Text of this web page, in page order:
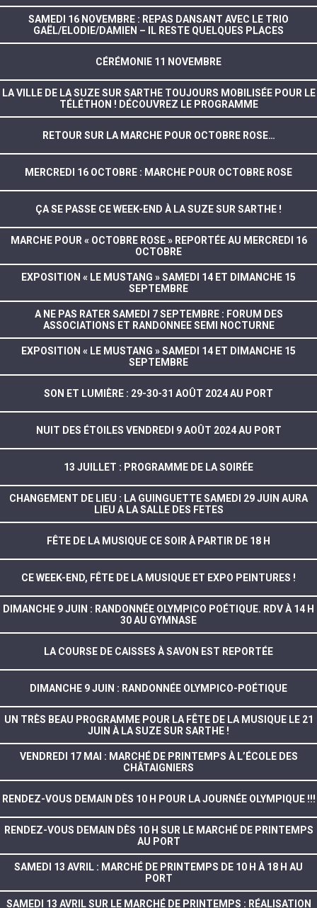
SAMEDI 16 NOVEMBRE : REPAS DANSANT AVEC LE TRIO
GAËL/ELODIE/DAMIEN – IL RESTE QUELQUES PLACES
CÉRÉMONIE 11 NOVEMBRE
LA VILLE DE LA SUZE SUR SARTHE TOUJOURS MOBILISÉE POUR LE
TÉLÉTHON ! DÉCOUVREZ LE PROGRAMME
RETOUR SUR LA MARCHE POUR OCTOBRE ROSE…
MERCREDI 16 OCTOBRE : MARCHE POUR OCTOBRE ROSE
ÇA SE PASSE CE WEEK-END À LA SUZE SUR SARTHE !
MARCHE POUR « OCTOBRE ROSE » REPORTÉE AU MERCREDI 16
OCTOBRE
EXPOSITION « LE MUSTANG » SAMEDI 14 ET DIMANCHE 15
SEPTEMBRE
A NE PAS RATER SAMEDI 7 SEPTEMBRE : FORUM DES
ASSOCIATIONS ET RANDONNEE SEMI NOCTURNE
EXPOSITION « LE MUSTANG » SAMEDI 14 ET DIMANCHE 15
SEPTEMBRE
SON ET LUMIÈRE : 29-30-31 AOÛT 2024 AU PORT
NUIT DES ÉTOILES VENDREDI 9 AOÛT 2024 AU PORT
13 JUILLET : PROGRAMME DE LA SOIRÉE
CHANGEMENT DE LIEU : LA GUINGUETTE SAMEDI 29 JUIN AURA
LIEU A LA SALLE DES FETES
FÊTE DE LA MUSIQUE CE SOIR À PARTIR DE 18 H
CE WEEK-END, FÊTE DE LA MUSIQUE ET EXPO PEINTURES !
DIMANCHE 9 JUIN : RANDONNÉE OLYMPICO POÉTIQUE. RDV À 14 H
30 AU GYMNASE
LA COURSE DE CAISSES À SAVON EST REPORTÉE
DIMANCHE 9 JUIN : RANDONNÉE OLYMPICO-POÉTIQUE
UN TRÈS BEAU PROGRAMME POUR LA FÊTE DE LA MUSIQUE LE 21
JUIN À LA SUZE SUR SARTHE !
VENDREDI 17 MAI : MARCHÉ DE PRINTEMPS À L’ÉCOLE DES
CHÂTAIGNIERS
RENDEZ-VOUS DEMAIN DÈS 10 H POUR LA JOURNÉE OLYMPIQUE !!!
RENDEZ-VOUS DEMAIN DÈS 10 H SUR LE MARCHÉ DE PRINTEMPS
AU PORT
SAMEDI 13 AVRIL : MARCHÉ DE PRINTEMPS DE 10 H À 18 H AU
PORT
SAMEDI 13 AVRIL SUR LE MARCHÉ DE PRINTEMPS : RÉALISATION